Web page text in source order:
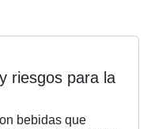
riesgos para la
bebidas que